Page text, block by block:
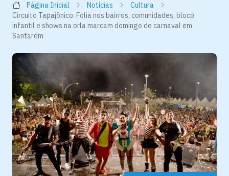
Página Inicial Notícias
Cultura
Circuito Tapajônico: Folia nos bairros, comunidades, bloco
infantil e shows na orla marcam domingo de carnaval em
Santarém